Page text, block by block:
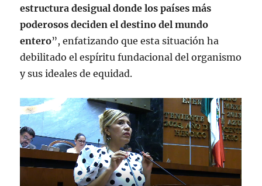
estructura desigual donde los países más
poderosos deciden el destino del mundo
entero”, enfatizando que esta situación ha
debilitado el espíritu fundacional del organismo
y sus ideales de equidad.